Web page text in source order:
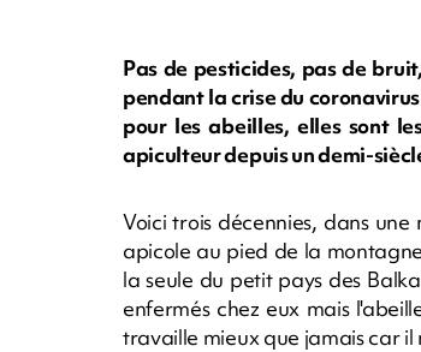
Pas de pesticides, pas de
pendant la crise du
pour les abeilles, elles sont
apiculteur depuis un demi-
Voici trois décennies, dans
apicole au pied de la
la seule du petit pays des
enfermés chez eux mais
travaille mieux que jamais car